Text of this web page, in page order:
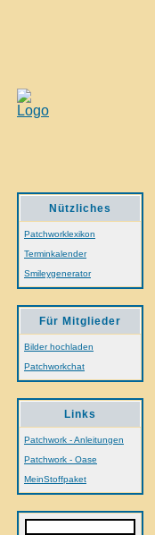
Nützliches
Patchworklexikon
Terminkalender
Smileygenerator
Für Mitglieder
Bilder hochladen
Patchworkchat
Links
Patchwork - Anleitungen
Patchwork - Oase
MeinStoffpaket